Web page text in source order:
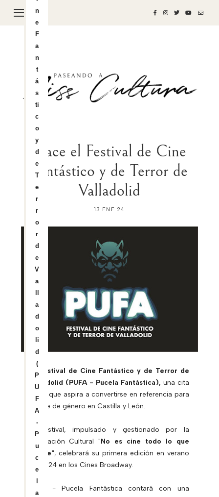
Nace el Festival de Cine
Fantástico y de Terror de
Valladolid
13 ENE 24
El Festival de Cine Fantástico y de Terror de
Valladolid (PUFA - Pucela Fantástica), una cita
anual que aspira a convertirse en referencia para
el cine de género en Castilla y León.
El festival, impulsado y gestionado por la
Asociación Cultural "No es cine todo lo que
reluce", celebrará su primera edición en verano
de 2024 en los Cines Broadway.
PUFA - Pucela Fantástica contará con una
n
e
F
a
n
t
á
s
ti
c
o
y
d
e
T
e
r
r
o
r
d
e
V
a
a
d
o
li
d
(
P
U
F
A
-
P
u
c
e
a